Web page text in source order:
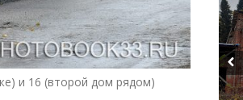
и 16 (второй дом рядом)